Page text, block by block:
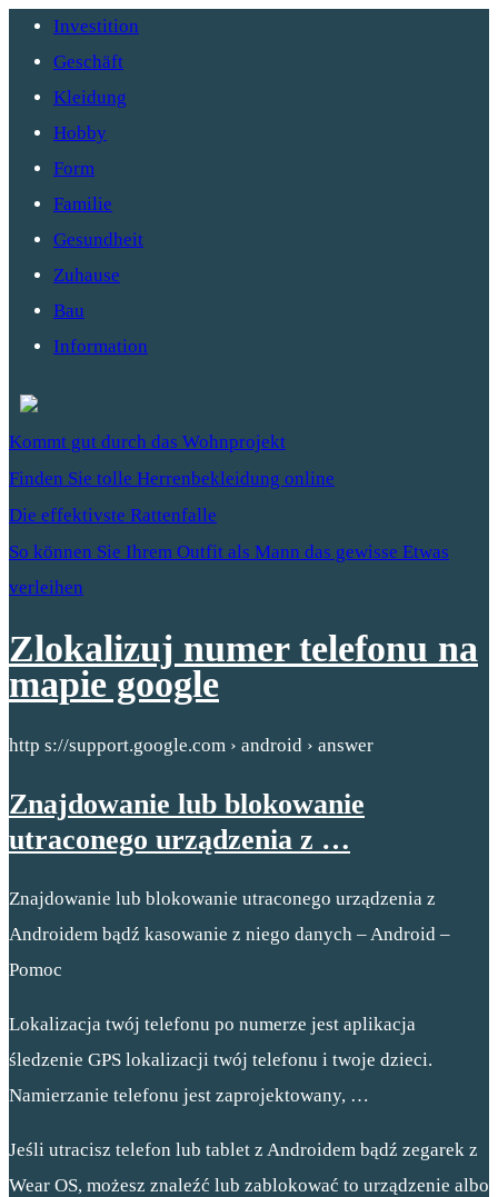
Investition
Geschäft
Kleidung
Hobby
Form
Familie
Gesundheit
Zuhause
Bau
Information
Kommt gut durch das Wohnprojekt
Finden Sie tolle Herrenbekleidung online
Die effektivste Rattenfalle
So können Sie Ihrem Outfit als Mann das gewisse Etwas
verleihen
Zlokalizuj numer telefonu na
mapie google
http s://support.google.com › android › answer
Znajdowanie lub blokowanie
utraconego urządzenia z …
Znajdowanie lub blokowanie utraconego urządzenia z
Androidem bądź kasowanie z niego danych – Android –
Pomoc
Lokalizacja twój telefonu po numerze jest aplikacja
śledzenie GPS lokalizacji twój telefonu i twoje dzieci.
Namierzanie telefonu jest zaprojektowany, …
Jeśli utracisz telefon lub tablet z Androidem bądź zegarek z
Wear OS, możesz znaleźć lub zablokować to urządzenie albo